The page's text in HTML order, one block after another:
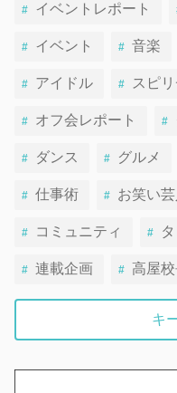
イベントレポート
イベント 音楽
アイドル スピ
オフ会レポート
ダンス グルメ
仕事術 お笑い芸
コミュニティ
連載企画 高屋
キ